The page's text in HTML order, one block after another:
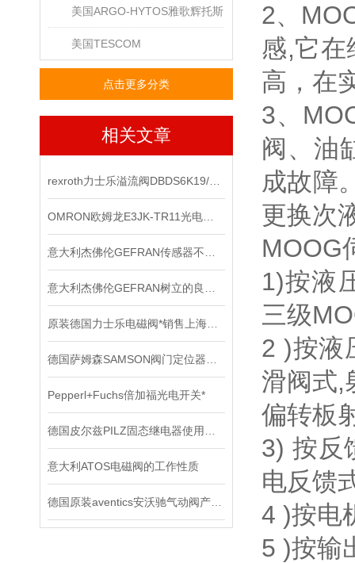
美国ARGO-HYTOS雅歌辉托斯
美国TESCOM
点击更多分类
相关文章
Pepperl+Fuchs倍加福光电开关*
意大利ATOS电磁阀的工作性质
2、
感,它在
高，在
3、
阀、油
成故障
更换次
MOOG
1)按液
三级
2 )按液
滑阀式,
偏转板
3) 按反
电反馈
4 )按电
5 )按输